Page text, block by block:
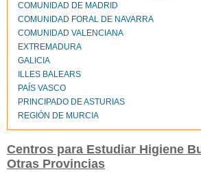
COMUNIDAD DE MADRID
COMUNIDAD FORAL DE NAVARRA
COMUNIDAD VALENCIANA
EXTREMADURA
GALICIA
ILLES BALEARS
PAÍS VASCO
PRINCIPADO DE ASTURIAS
REGIÓN DE MURCIA
Centros para Estudiar Higiene
Otras Provincias